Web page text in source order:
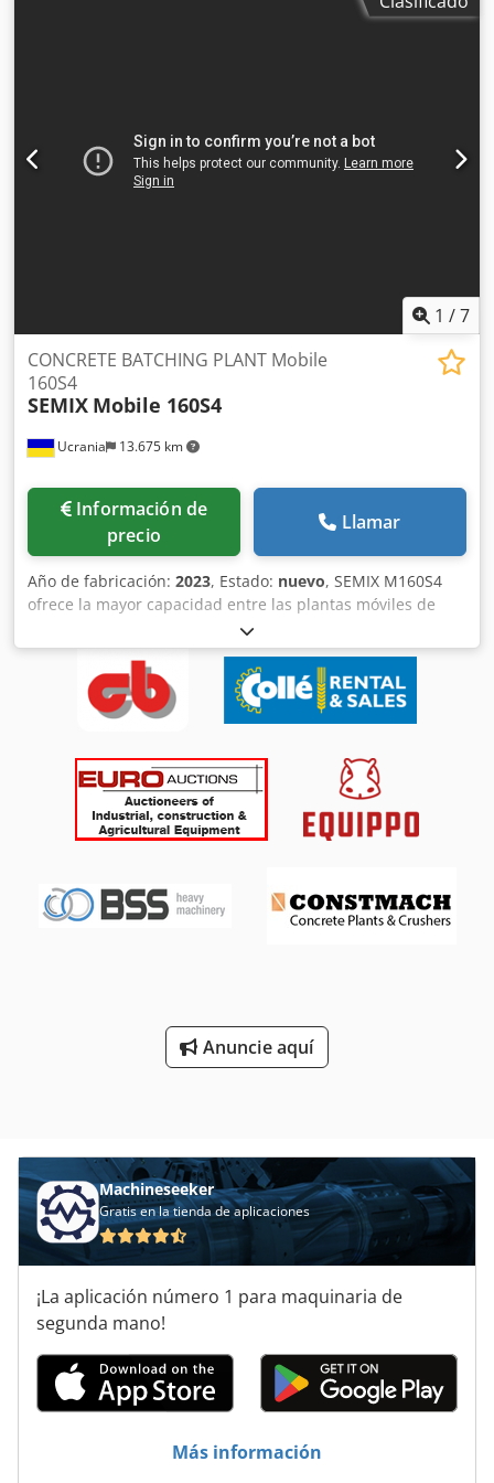
1 /7
Ucrania 13.675 km
CONCRETE BATCHING PLANT Mobile
160S4
SEMIX Mobile 160S4
Información de
precio
Llamar
Año de fabricación: 2023, Estado: nuevo, SEMIX M160S4
ofrece la mayor capacidad entre las plantas móviles de
dosificación de hormigón que se fabrican en el mundo.
SEMIX Mobile 160S4 está equipada con mezcladoras de
hormigón de doble eje con una capacidad de 6000/4000.
En las mezcladoras de hormigón SEMIX se utiliza NiHard4
o Hardox 450, según la proporción de silicio de la receta de
pueden ser abastecidos por cargadoras sobre ruedas
mediante una sola rampa. Los áridos se pesan en la cinta
transportadora de pesaje, que los traslada a la cinta
transportadora de transferencia. El uso de dos cintas
pesaje y optimiza el rendimiento, lo que permite obtener
mayores volúmenes de hormigón. Todos los depósitos de
almacenamiento de áridos SEMIX tienen una forma
un sistema SCADA con un PLC Schneider integrado. Los
usuarios pueden realizar un seguimiento de todos los
materiales utilizados e integrarlos en su sistema CRM. El
Anuncie aquí
Machineseeker
Gratis en la tienda de aplicaciones
¡La aplicación número 1 para maquinaria de
segunda mano!
Más información